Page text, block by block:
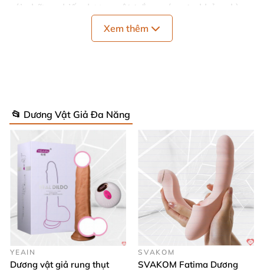
với
những chiếc dương vật trắng sáng to khỏe nhìn
Xem thêm
📂 Dương Vật Giả Đa Năng
YEAIN
Dương vật giả rung thụt
SVAKOM
SVAKOM Fatima Dương